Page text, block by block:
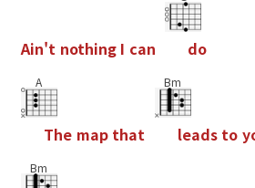
Ain't nothing I can do
A
The map that
Bm
leads to y
Bm